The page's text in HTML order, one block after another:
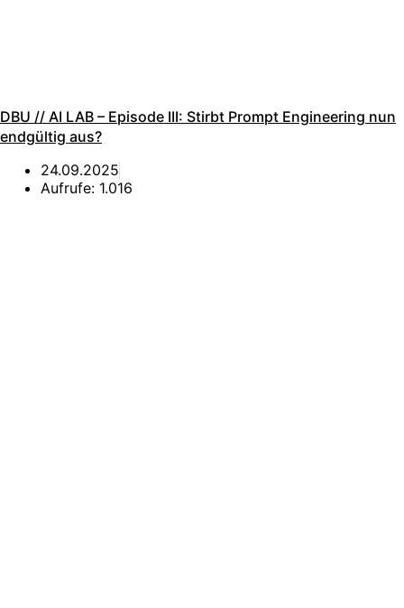
DBU // AI LAB – Episode III: Stirbt Prompt Engineering nun
endgültig aus?
24.09.2025
Aufrufe: 1.016